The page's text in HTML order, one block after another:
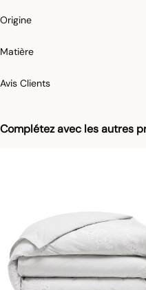
Complétez avec les autres
assurer une similitude parfaite avec
Origine
Matière
Avis Clients